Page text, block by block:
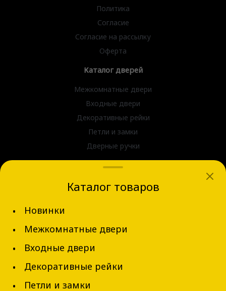
Политика
Согласие
Согласие на рассылку
Оферта
Каталог дверей
Межкомнатные двери
Входные двери
Декоративные рейки
Петли и замки
Дверные ручки
г. Новосибирск, ул. Блюхера д.31
Каталог товаров
Новинки
Межкомнатные двери
Входные двери
Декоративные рейки
Петли и замки